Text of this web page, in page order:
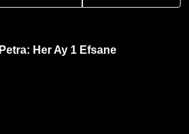
Petra: Her Ay 1 Efsane